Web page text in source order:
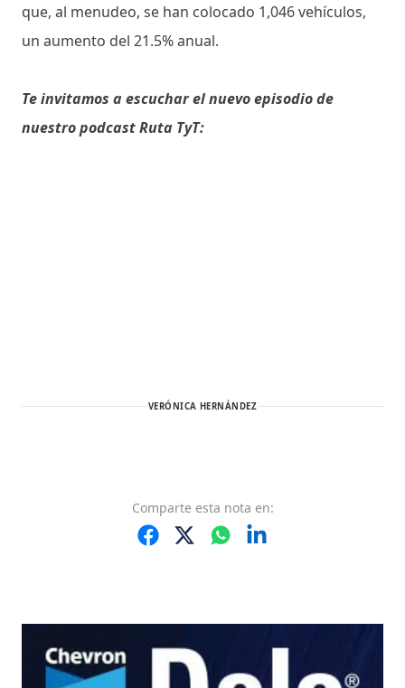
que, al menudeo, se han colocado 1,046 vehículos,
un aumento del 21.5% anual.
Te invitamos a escuchar el nuevo episodio de
nuestro podcast Ruta TyT:
VERÓNICA HERNÁNDEZ
Comparte esta nota en: